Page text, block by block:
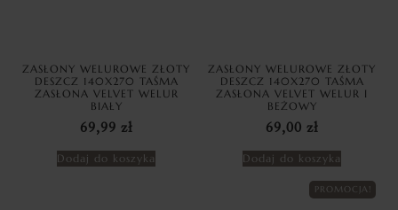
ZASŁONY WELUROWE ZŁOTY
DESZCZ 140X270 TAŚMA
ZASŁONA VELVET WELUR
BIAŁY
69,99 zł
Dodaj do koszyka
ZASŁONY WELUROWE ZŁOTY
DESZCZ 140X270 TAŚMA
ZASŁONA VELVET WELUR I
BEŻOWY
69,00 zł
Dodaj do koszyka
PROMOCJA!